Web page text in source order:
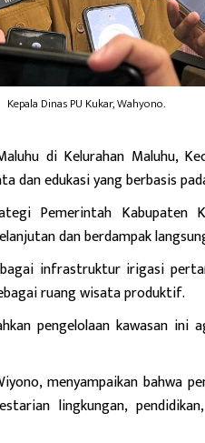
Kepala Dinas PU Kukar, Wahyono.
di Kelurahan Maluhu,
dan edukasi yang berbasis
Pemerintah Kabupaten
dan berdampak
infrastruktur irigasi
ruang wisata produktif.
pengelolaan kawasan ini
menyampaikan bahwa
lingkungan,